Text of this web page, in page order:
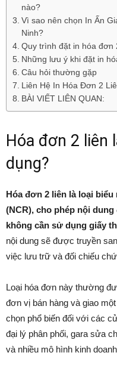
nào?
Vì sao nên chọn In Ấn
Ninh?
Quy trình đặt in hóa đơn
Những lưu ý khi đặt in
Câu hỏi thường gặp
Liên Hệ In Hóa Đơn 2
BÀI VIẾT LIÊN QUAN:
Hóa đơn 2 liên
dụng?
Hóa đơn 2 liên là loại
(NCR), cho phép nội
không cần sử dụng giấy
nội dung sẽ được truyền
việc lưu trữ và đối chiếu
Loại hóa đơn này thường
đơn vị bán hàng và giao
chọn phổ biến đối với các
đại lý phân phối, gara sửa
và nhiều mô hình kinh